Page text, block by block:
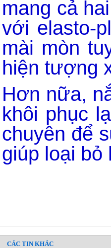
mang cả
với elasto-
mài mòn
hiện tượng
Hơn nữa,
khôi phục
chuyên để
giúp loại bỏ
CÁC TIN KHÁC